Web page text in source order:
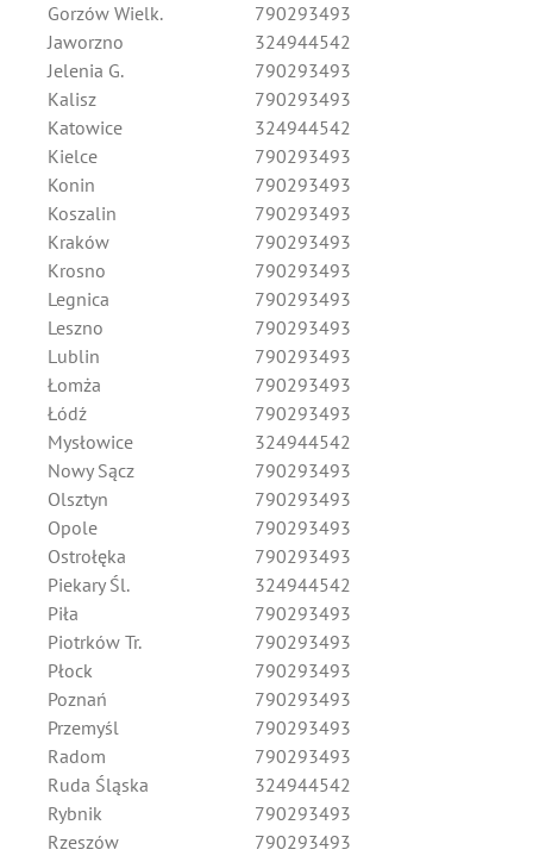
Gorzów Wielk.
790293493
Jaworzno
324944542
Jelenia G.
790293493
Kalisz
790293493
Katowice
324944542
Kielce
790293493
Konin
790293493
Koszalin
790293493
Kraków
790293493
Krosno
790293493
Legnica
790293493
Leszno
790293493
Lublin
790293493
Łomża
790293493
Łódź
790293493
Mysłowice
324944542
Nowy Sącz
790293493
Olsztyn
790293493
Opole
790293493
Ostrołęka
790293493
Piekary Śl.
324944542
Piła
790293493
Piotrków Tr.
790293493
Płock
790293493
Poznań
790293493
Przemyśl
790293493
Radom
790293493
Ruda Śląska
324944542
Rybnik
790293493
Rzeszów
790293493